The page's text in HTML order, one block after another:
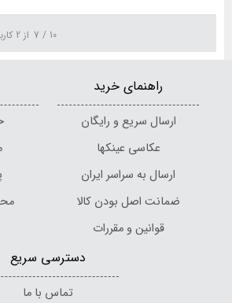
7 / 10 از 2
راهنمای خرید
ارسال سریع و رایگان
عکاسی عینکها
ارسال به سراسر ایران
ضمانت اصل بودن کالا
قوانین و مقررات
دسترسی سریع
تماس با ما